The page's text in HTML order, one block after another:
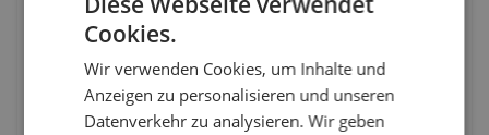
Cookies.
Wir verwenden Cookies, um Inhalte und
Anzeigen zu personalisieren und unseren
Datenverkehr zu analysieren. Wir geben